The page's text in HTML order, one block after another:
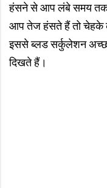
हंसने से आप लंबे समय
आप तेज हंसते हैं तो चेहके
इससे ब्लड सर्कुलेशन
दिखते हैं।